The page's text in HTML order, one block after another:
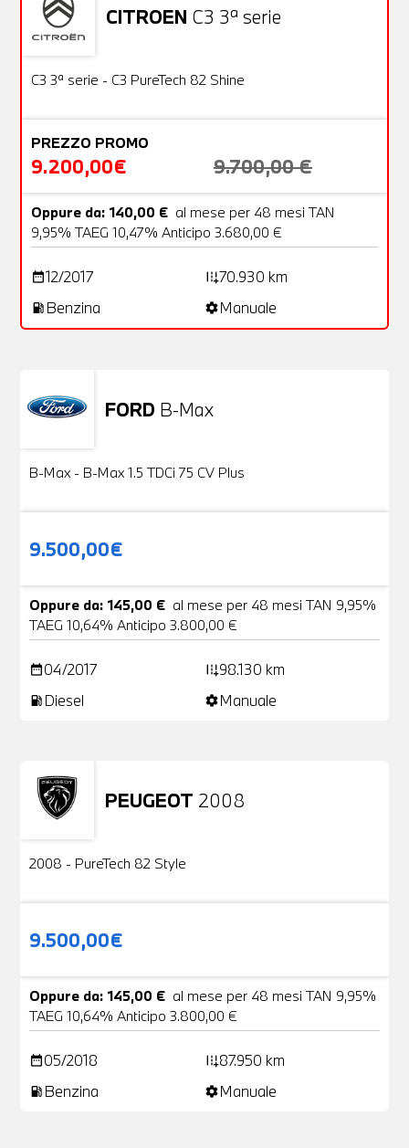
CITROEN C3 3ª serie
OFFERTA
Usato
C3 3ª serie - C3 PureTech 82 Shine
PREZZO PROMO
9.200,00€ 9.700,00 €
Oppure da: 140,00 € al mese per 48 mesi TAN
9,95% TAEG 10,47% Anticipo 3.680,00 €
date_range12/2017 add_road70.930 km
local_gas_station Benzina settingsManuale
FORD B-Max
B-Max - B-Max 1.5 TDCi 75 CV Plus
9.500,00€
Oppure da: 145,00 € al mese per 48 mesi TAN 9,95%
TAEG 10,64% Anticipo 3.800,00 €
date_range04/2017 add_road98.130 km
local_gas_station Diesel settingsManuale
PEUGEOT 2008
Usato
2008 - PureTech 82 Style
9.500,00€
Oppure da: 145,00 € al mese per 48 mesi TAN 9,95%
TAEG 10,64% Anticipo 3.800,00 €
date_range05/2018 add_road87.950 km
local_gas_station Benzina settingsManuale